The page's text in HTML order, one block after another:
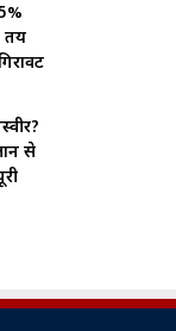
तय
से